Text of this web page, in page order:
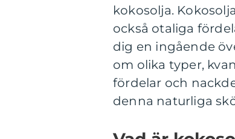
kokosolja.
också otaliga
dig en ingående
om olika typer,
fördelar och
denna naturliga